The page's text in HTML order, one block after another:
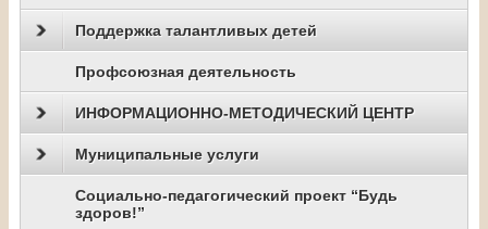
Поддержка талантливых детей
Профсоюзная деятельность
ИНФОРМАЦИОННО-МЕТОДИЧЕСКИЙ ЦЕНТР
Муниципальные услуги
Социально-педагогический проект “Будь
здоров!”